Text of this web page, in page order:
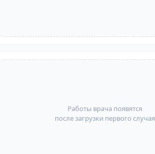
Работы врача появятся
после загрузки первого случая